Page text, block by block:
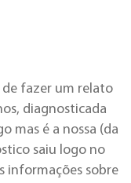
de fazer um relato
diagnosticada
mas é a nossa (da
saiu logo no
informações sobre